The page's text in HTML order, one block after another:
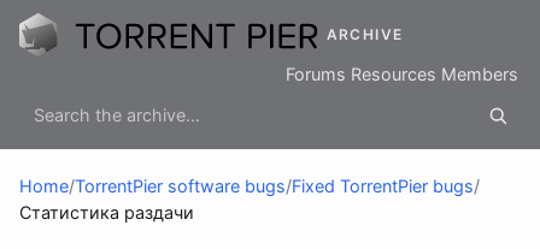
ARCHIVE
Forums Resources Members
Home/TorrentPier software bugs/Fixed TorrentPier bugs/
Статистика раздачи